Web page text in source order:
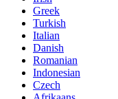
Greek
Turkish
Italian
Danish
Romanian
Indonesian
Czech